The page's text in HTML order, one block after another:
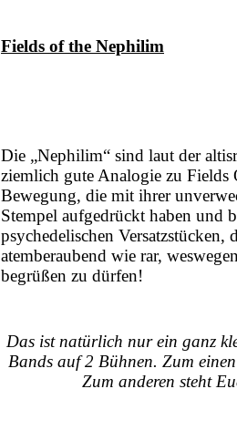
Fields of the Nephilim
Die „Nephilim“ sind laut der
ziemlich gute Analogie zu
Bewegung, die mit ihrer
Stempel aufgedrückt haben und
psychedelischen
atemberaubend wie rar,
begrüßen zu dürfen!
Das ist natürlich nur ein ganz
Bands auf 2 Bühnen. Zum
Zum anderen steht